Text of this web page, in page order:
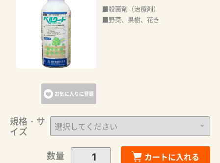
お気に入りに登録
■殺菌剤（治療剤）
■野菜、果樹、花き
規格・サ
イズ
数量
カートに入れる